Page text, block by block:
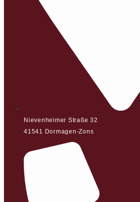
Nievenheimer Straße 32
41541 Dormagen-Zons